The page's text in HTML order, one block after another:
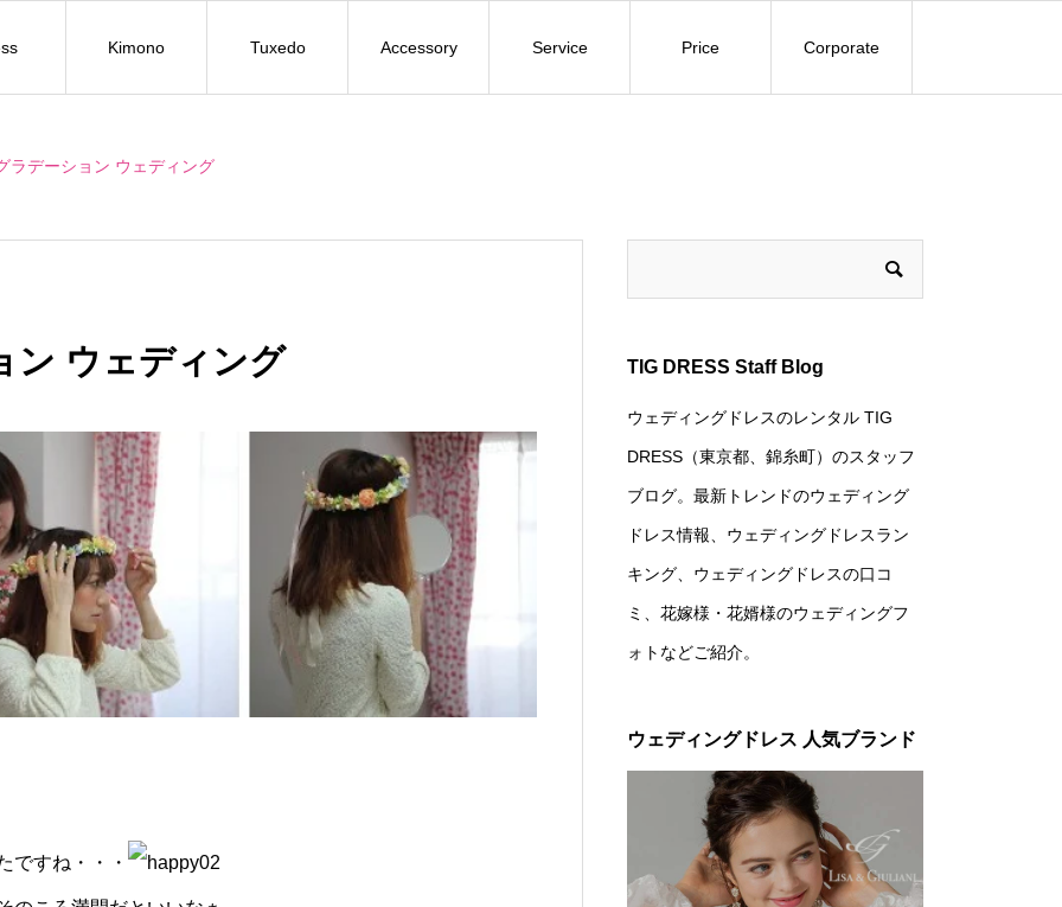
Kimono Tuxedo Accessory Service Price Corporate
ラデーション ウェディング
ン ウェディング
ですね・・・
TIG DRESS Staff Blog
ウェディングドレスのレンタル TIG
DRESS（東京都、錦糸町）のスタッフ
ブログ。最新トレンドのウェディング
ドレス情報、ウェディングドレスラン
キング、ウェディングドレスの口コ
ミ、花嫁様・花婿様のウェディングフ
ォトなどご紹介。
ウェディングドレス 人気ブランド